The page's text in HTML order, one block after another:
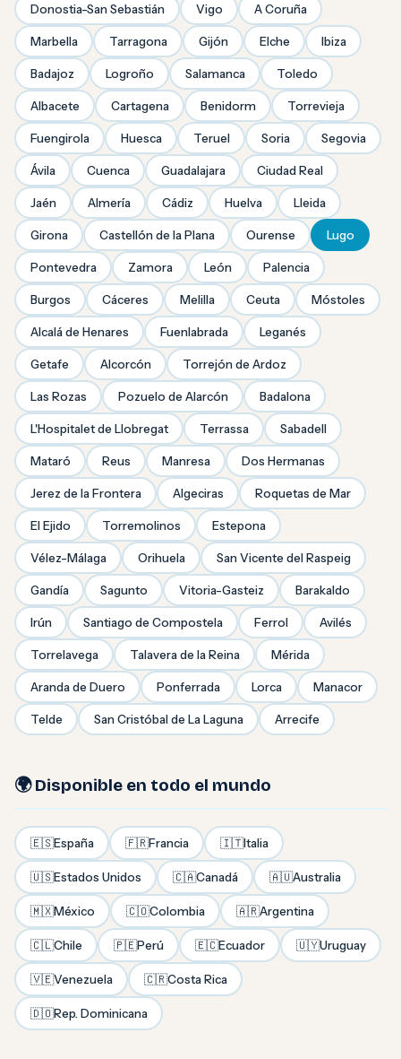
Donostia-San Sebastián Vigo A Coruña
Marbella Tarragona Gijón Elche Ibiza
Badajoz Logroño Salamanca Toledo
Albacete Cartagena Benidorm Torrevieja
Fuengirola Huesca Teruel Soria Segovia
Ávila Cuenca Guadalajara Ciudad Real
Jaén Almería Cádiz Huelva Lleida
Girona Castellón de la Plana Ourense Lugo
Pontevedra Zamora León Palencia
Burgos Cáceres Melilla Ceuta Móstoles
Alcalá de Henares Fuenlabrada Leganés
Getafe Alcorcón Torrejón de Ardoz
Las Rozas Pozuelo de Alarcón Badalona
L'Hospitalet de Llobregat Terrassa Sabadell
Mataró Reus Manresa Dos Hermanas
Jerez de la Frontera Algeciras Roquetas de Mar
El Ejido Torremolinos Estepona
Vélez-Málaga Orihuela San Vicente del Raspeig
Gandía Sagunto Vitoria-Gasteiz Barakaldo
Irún Santiago de Compostela Ferrol Avilés
Torrelavega Talavera de la Reina Mérida
Aranda de Duero Ponferrada Lorca Manacor
Telde San Cristóbal de La Laguna Arrecife
🌍 Disponible en todo el mundo
🇪🇸España 🇫🇷Francia 🇮🇹Italia
🇺🇸Estados Unidos 🇨🇦Canadá 🇦🇺Australia
🇲🇽México 🇨🇴Colombia 🇦🇷Argentina
🇨🇱Chile 🇵🇪Perú 🇪🇨Ecuador 🇺🇾Uruguay
🇻🇪Venezuela 🇨🇷Costa Rica
🇩🇴Rep. Dominicana